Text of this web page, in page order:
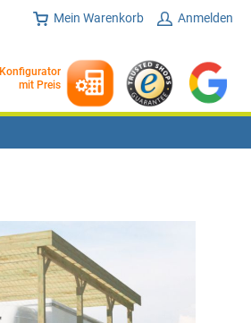
Anmelden
Mein Warenkorb
Konfigurator
mit Preis